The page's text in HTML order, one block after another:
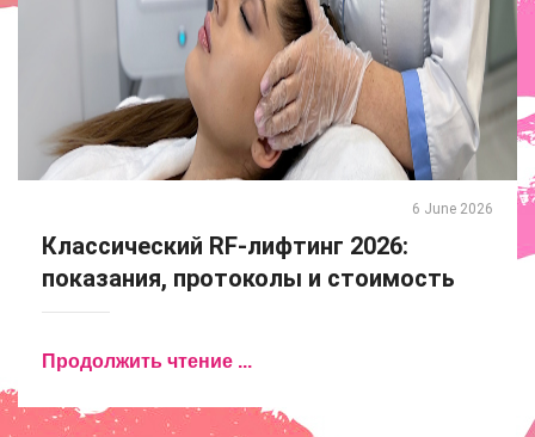
6 June 2026
Классический RF-лифтинг 2026:
показания, протоколы и стоимость
Продолжить чтение ...